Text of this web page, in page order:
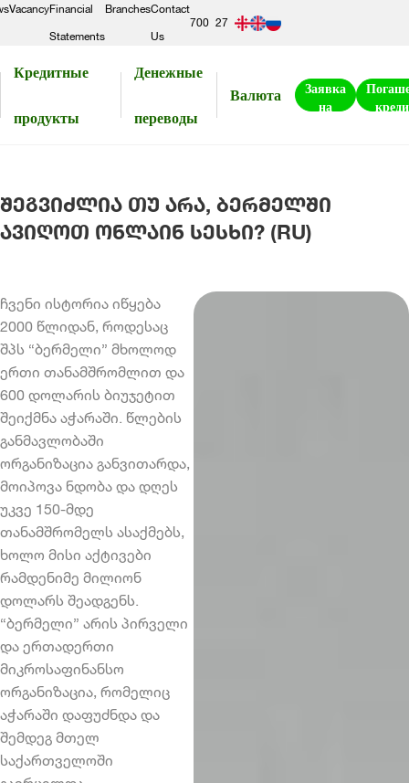
VacancyFinancial
Statements
BranchesContact
Us
700 27
Кредитные
продукты
Денежные
переводы
Валюта
Заявка
на
შეგვიძლია თუ არა, ბერმელში
ავიღოთ ონლაინ სესხი? (RU)
ჩვენი ისტორია იწყება
2000 წლიდან, როდესაც
შპს “ბერმელი” მხოლოდ
ერთი თანამშრომლით და
600 დოლარის ბიუჯეტით
შეიქმნა აჭარაში. წლების
განმავლობაში
ორგანიზაცია განვითარდა,
მოიპოვა ნდობა და დღეს
უკვე 150-მდე
თანამშრომელს ასაქმებს,
ხოლო მისი აქტივები
რამდენიმე მილიონ
დოლარს შეადგენს.
“ბერმელი” არის პირველი
და ერთადერთი
მიკროსაფინანსო
ორგანიზაცია, რომელიც
აჭარაში დაფუძნდა და
შემდეგ მთელ
საქართველოში